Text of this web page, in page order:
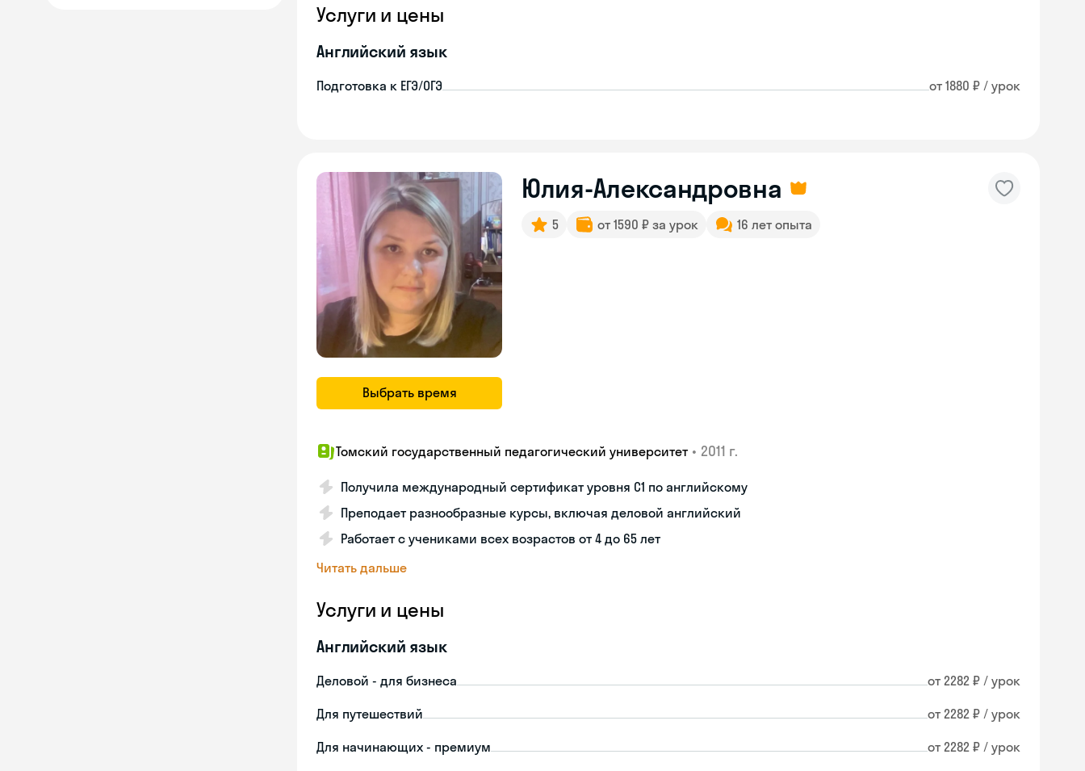
Услуги и цены
Английский язык
Подготовка к ЕГЭ/ОГЭ от 1880 ₽ / урок
Выбрать время
Юлия-Александровна
5 от 1590 ₽ за урок 16 лет опыта
Томский государственный педагогический университет • 2011 г.
Получила международный сертификат уровня C1 по английскому
Преподает разнообразные курсы, включая деловой английский
Работает с учениками всех возрастов от 4 до 65 лет
Читать дальше
Услуги и цены
Английский язык
Деловой - для бизнеса от 2282 ₽ / урок
Для путешествий от 2282 ₽ / урок
Для начинающих - премиум от 2282 ₽ / урок